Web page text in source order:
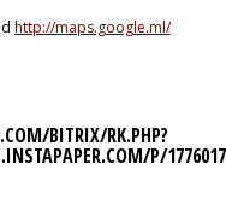
http://maps.google.ml/
BITRIX/RK.PHP?
P/